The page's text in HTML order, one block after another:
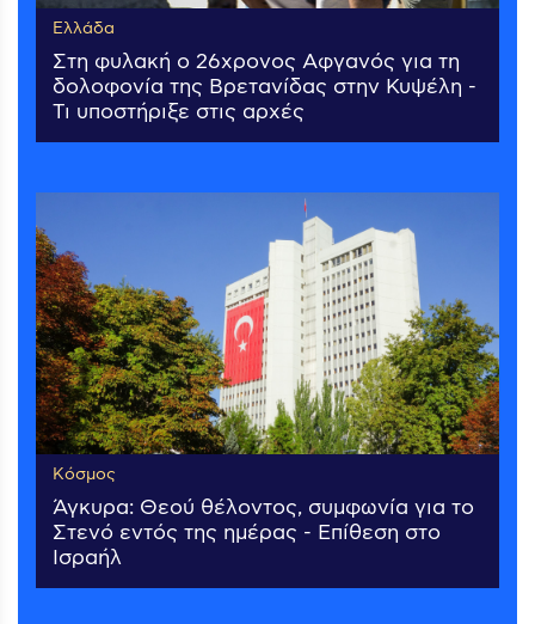
Ελλάδα
Στη φυλακή ο 26χρονος Αφγανός για τη
δολοφονία της Βρετανίδας στην Κυψέλη -
Τι υποστήριξε στις αρχές
Κόσμος
Άγκυρα: Θεού θέλοντος, συμφωνία για το
Στενό εντός της ημέρας - Επίθεση στο
Ισραήλ